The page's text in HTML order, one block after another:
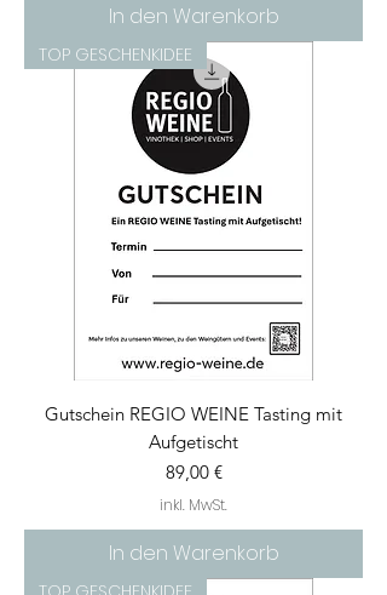
In den Warenkorb
TOP GESCHENKIDEE
Gutschein REGIO WEINE Tasting mit
Aufgetischt
Preis
89,00 €
inkl. MwSt.
In den Warenkorb